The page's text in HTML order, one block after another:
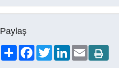
Paylaş
ShareFacebookTwitterLinkedIn
Email